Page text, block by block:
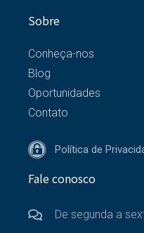
Sobre
Conheça-nos
Blog
Oportunidades
Contato
Política de
Fale conosco
De segunda a